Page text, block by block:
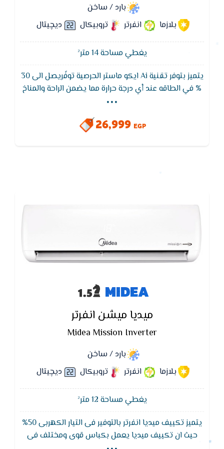
بارد / ساخن
بلازما
انفرتر تروبيكال ديچيتال
يغطي مساحة 14 متر²
يتميز بتوفر تقنية Ai ايكو ماستر الحرصية توفًريصل الى 30
% في الطاقه عند أي درجة حرارة مما يضمن الراحة والمناخ
المثالي لمساحتك كما ايضا يتميز تكييف ايكو ماستر
...
26,999 EGP
MIDEA
ميديا ميشن انفرتر
Midea Mission Inverter
بارد / ساخن
بلازما
انفرتر تروبيكال ديچيتال
يغطي مساحة 12 متر²
يتميز تكييف ميديا انفرتر بالتوفير فى التيار الكهربى 50%
حيث ان تكييف ميديا يعمل بكباس قوى ومختلف فى